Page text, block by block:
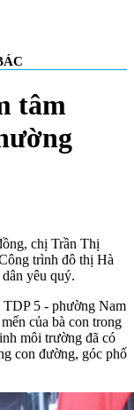
tâm
chị Trần Thị
trình đô thị Hà
yêu quý.
5 - phường Nam
của bà con trong
môi trường đã có
con đường, góc phố